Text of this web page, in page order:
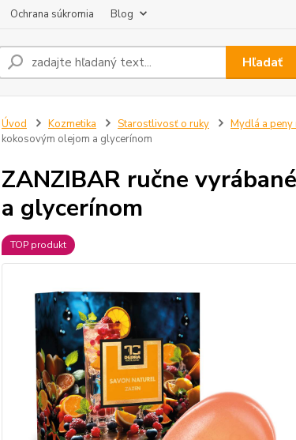
Ochrana súkromia Blog
Hľadať
Úvod Kozmetika Starostlivosť o ruky Mydlá a peny
kokosovým olejom a glycerínom
ZANZIBAR ručne
a glycerínom
TOP produkt